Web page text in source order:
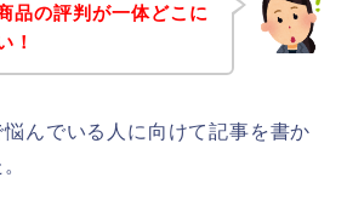
品の評判が一体どこに
！
んでいる人に向けて記事を書か